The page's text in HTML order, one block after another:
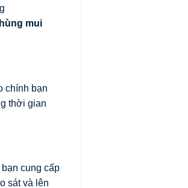
mui
chính bạn
thời gian
cung cấp
sát và lên